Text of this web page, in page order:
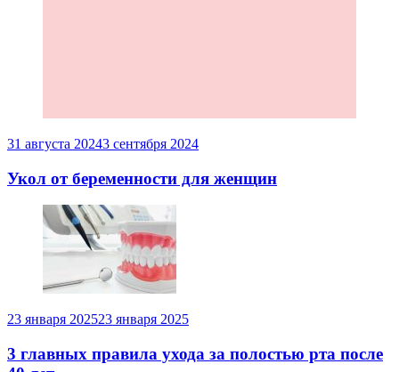
31 августа 20243 сентября 2024
Укол от беременности для женщин
23 января 202523 января 2025
3 главных правила ухода за полостью рта после